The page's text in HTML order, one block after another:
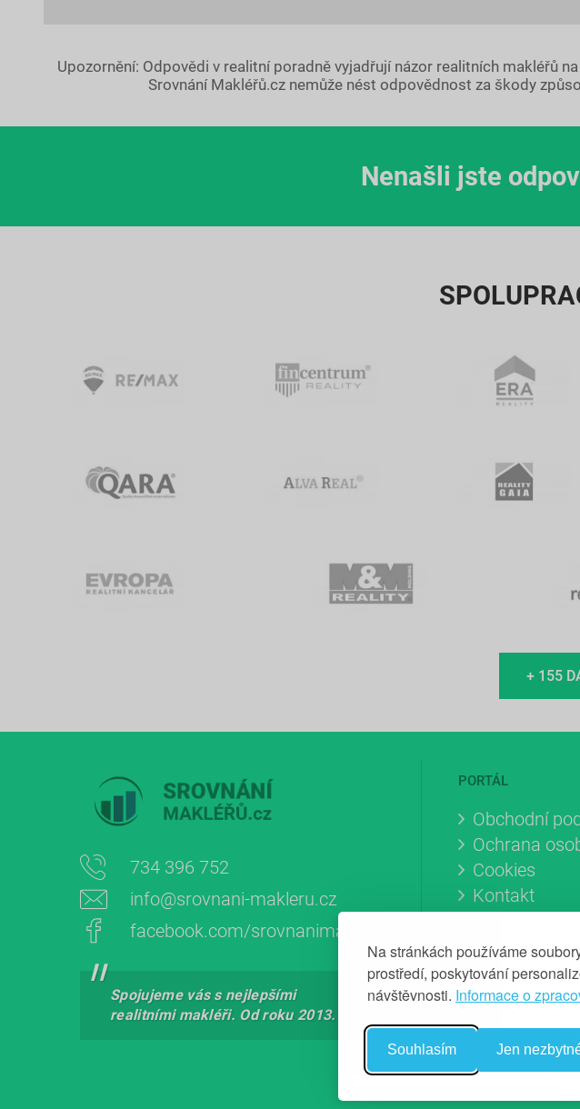
Na stránkách používáme
prostředí, poskytování
návštěvnosti. Informace o
Souhlasím Jen
Upozornění: Odpovědi v realitní poradně vyjadřují názor realitních makléřů
Srovnání Makléřů.cz nemůže nést odpovědnost za škody
Nenašli jste
+ 155
734 396 752
info@srovnani-makleru.cz
facebook.com/srovnanimakleru
Spojujeme vás s nejlepšími
realitními makléři. Od roku 2013.
PORTÁL
Obchodní
Ochrana
Cookies
Kontakt